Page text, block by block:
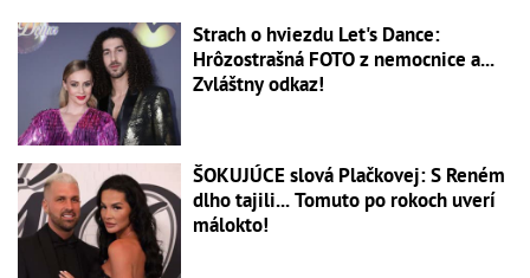
Strach o hviezdu Let's Dance:
Hrôzostrašná FOTO z nemocnice a...
Zvláštny odkaz!
ŠOKUJÚCE slová Plačkovej: S Reném
dlho tajili... Tomuto po rokoch uverí
málokto!